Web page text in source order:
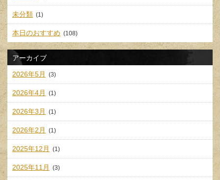
未分類 (1)
本日のおすすめ (108)
アーカイブ
2026年5月 (3)
2026年4月 (1)
2026年3月 (1)
2026年2月 (1)
2025年12月 (1)
2025年11月 (3)